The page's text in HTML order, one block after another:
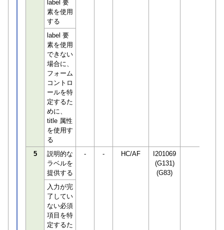
label 要
素を使用
する
label 要
素を使用
できない
場合に、
フォーム
コントロ
ールを特
定するた
めに、
title 属性
を使用す
る
5
説明的な
ラベルを
提供する
- - HC/AF
I201069
(G131)
(G83)
入力が完
了してい
ない必須
項目を特
定するた